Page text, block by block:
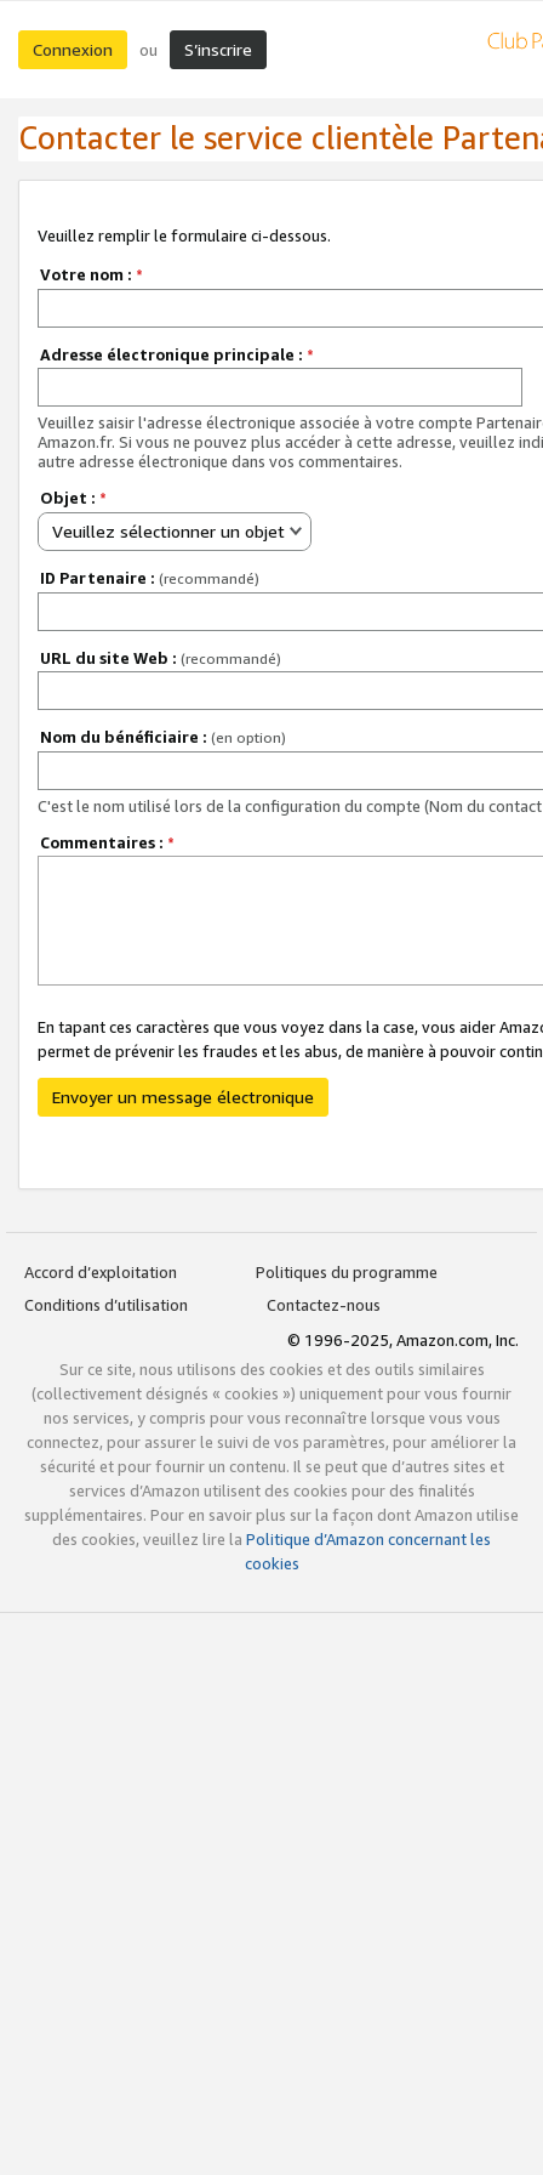
Connexion ou S’inscrire
Contacter le service clientèle
Veuillez remplir le formulaire ci-dessous.
Votre nom : *
Adresse électronique principale : *
Veuillez saisir l'adresse électronique associée à votre compte
Amazon.fr. Si vous ne pouvez plus accéder à cette adresse, veuillez
autre adresse électronique dans vos commentaires.
Objet : *
Veuillez sélectionner un objet
ID Partenaire : (recommandé)
URL du site Web : (recommandé)
Nom du bénéficiaire : (en option)
C'est le nom utilisé lors de la configuration du compte (Nom du
Commentaires : *
En tapant ces caractères que vous voyez dans la case, vous aider
permet de prévenir les fraudes et les abus, de manière à pouvoir
Envoyer un message électronique
Accord d’exploitation
Politiques du programme
Conditions d’utilisation
Contactez-nous
© 1996-2025, Amazon.com, Inc.
Sur ce site, nous utilisons des cookies et des outils similaires
(collectivement désignés « cookies ») uniquement pour vous fournir
nos services, y compris pour vous reconnaître lorsque vous vous
connectez, pour assurer le suivi de vos paramètres, pour améliorer la
sécurité et pour fournir un contenu. Il se peut que d’autres sites et
services d’Amazon utilisent des cookies pour des finalités
supplémentaires. Pour en savoir plus sur la façon dont Amazon utilise
des cookies, veuillez lire la Politique d’Amazon concernant les
cookies